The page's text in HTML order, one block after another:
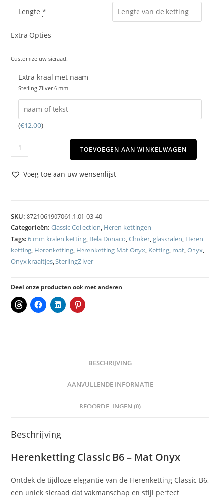
Lengte*
Extra Opties
Customize uw sieraad.
Extra kraal met naam
Sterling Zilver 6 mm
(€12,00)
TOEVOEGEN AAN WINKELWAGEN
Voeg toe aan uw wensenlijst
SKU:8721061907061.1.01-03-40
Categorieën:Classic Collection, Heren kettingen
Tags:6 mm kralen ketting, Bela Donaco,Choker, glaskralen, Heren
ketting, Herenketting, Herenketting Mat Onyx, Ketting, mat,Onyx,
Onyx kraaltjes,SterlingZilver
Deel onze producten ook met anderen
BESCHRIJVING
AANVULLENDE INFORMATIE
BEOORDELINGEN (0)
Beschrijving
Herenketting Classic B6 – Mat Onyx
Ontdek de tijdloze elegantie van de Herenketting Classic B6,
een uniek sieraad dat vakmanschap en stijl perfect